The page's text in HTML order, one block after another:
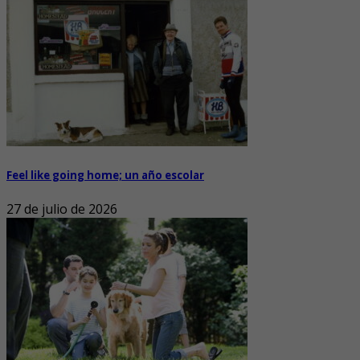
Feel like going home; un año escolar
27 de julio de 2026